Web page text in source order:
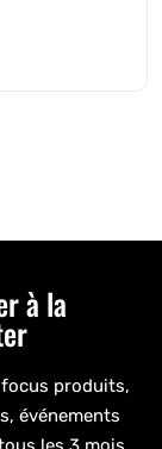
à la
produits,
événements